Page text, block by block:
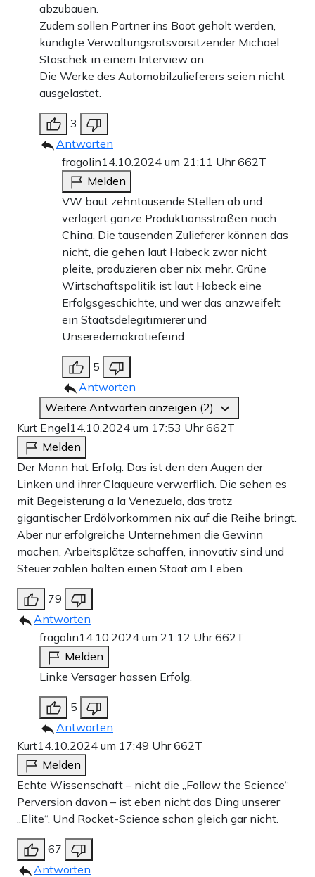
abzubauen.
Zudem sollen Partner ins Boot geholt werden,
kündigte Verwaltungsratsvorsitzender Michael
Stoschek in einem Interview an.
Die Werke des Automobilzulieferers seien nicht
ausgelastet.
3
Antworten
fragolin14.10.2024 um 21:11 Uhr662T
Melden
VW baut zehntausende Stellen ab und
verlagert ganze Produktionsstraßen nach
China. Die tausenden Zulieferer können das
nicht, die gehen laut Habeck zwar nicht
pleite, produzieren aber nix mehr. Grüne
Wirtschaftspolitik ist laut Habeck eine
Erfolgsgeschichte, und wer das anzweifelt
ein Staatsdelegitimierer und
Unseredemokratiefeind.
5
Antworten
Weitere Antworten anzeigen (2)
Kurt Engel14.10.2024 um 17:53 Uhr662T
Melden
Der Mann hat Erfolg. Das ist den den Augen der
Linken und ihrer Claqueure verwerflich. Die sehen es
mit Begeisterung a la Venezuela, das trotz
gigantischer Erdölvorkommen nix auf die Reihe bringt.
Aber nur erfolgreiche Unternehmen die Gewinn
machen, Arbeitsplätze schaffen, innovativ sind und
Steuer zahlen halten einen Staat am Leben.
79
Antworten
fragolin14.10.2024 um 21:12 Uhr662T
Melden
Linke Versager hassen Erfolg.
5
Antworten
Kurt14.10.2024 um 17:49 Uhr662T
Melden
Echte Wissenschaft – nicht die „Follow the Science“
Perversion davon – ist eben nicht das Ding unserer
„Elite“. Und Rocket-Science schon gleich gar nicht.
67
Antworten